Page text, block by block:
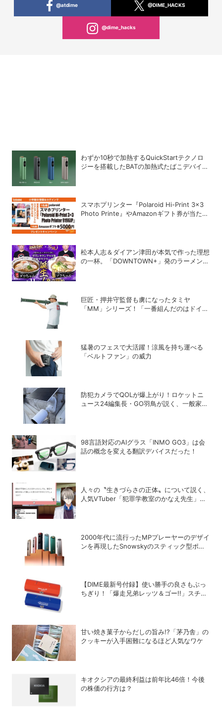
@atdime @DIME_HACKS
@dime_hacks
わずか10秒で加熱するQuickStartテクノロ
ジーを搭載したBATの加熱式たばこデバイス
スマホプリンター『Polaroid Hi-Print 3×3
Photo Printe』やAmazonギフト券が当た
松本人志＆ダイアン津田が本気で作った理想
の一杯。「DOWNTOWN+」発のラーメンを
巨匠・押井守監督も虜になったタミヤ
「MM」シリーズ！「一番組んだのはドイツ
猛暑のフェスで大活躍！涼風を持ち運べる
「ベルトファン」の威力
防犯カメラでQOLが爆上がり！ロケットニ
ュース24編集長・GO羽鳥が説く、一般家庭
98言語対応のAIグラス「INMO GO3」は会
話の概念を変える翻訳デバイスだった！
人々の〝生きづらさの正体〟について説く、
人気VTuber「犯罪学教室のかなえ先生」の
2000年代に流行ったMPプレーヤーのデザイ
ンを再現したSnowskyのスティック型ポー
【DIME最新号付録】使い勝手の良さもぶっ
ちぎり！「爆走兄弟レッツ＆ゴー!!」スチー
甘い焼き菓子からだしの旨み!?「茅乃舎」の
クッキーが入手困難になるほど人気なワケ
キオクシアの最終利益は前年比46倍！今後
の株価の行方は？